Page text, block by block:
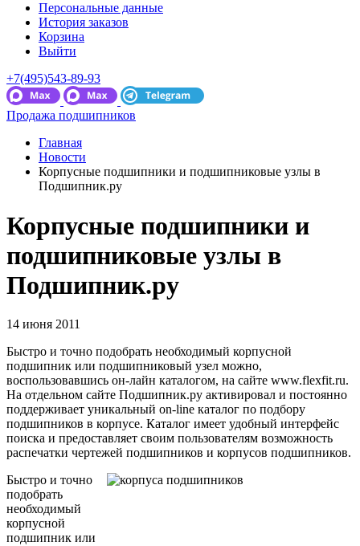
Персональные данные
История заказов
Корзина
Выйти
+7(495)543-89-93
Продажа подшипников
Главная
Новости
Корпусные подшипники и подшипниковые узлы в
Подшипник.ру
Корпусные подшипники и
подшипниковые узлы в
Подшипник.ру
14 июня 2011
Быстро и точно подобрать необходимый корпусной
подшипник или подшипниковый узел можно,
воспользовавшись он-лайн каталогом, на сайте www.flexfit.ru.
На отдельном сайте Подшипник.ру активировал и постоянно
поддерживает уникальный on-line каталог по подбору
подшипников в корпусе. Каталог имеет удобный интерфейс
поиска и предоставляет своим пользователям возможность
распечатки чертежей подшипников и корпусов подшипников.
Быстро и точно
подобрать
необходимый
корпусной
подшипник или